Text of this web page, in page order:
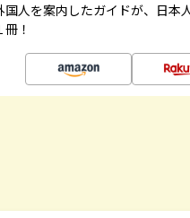
国人を案内したガイドが、日
！